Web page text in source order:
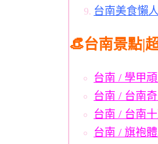
台南美食懶
👒台南景點|
台南 / 學甲
台南 / 台南
台南 / 台南
台南 / 旗袍